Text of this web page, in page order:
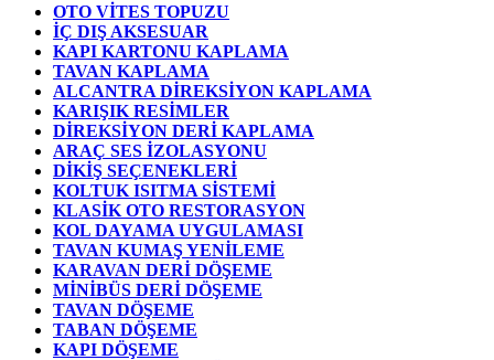
OTO VİTES TOPUZU
İÇ DIŞ AKSESUAR
KAPI KARTONU KAPLAMA
TAVAN KAPLAMA
ALCANTRA DİREKSİYON KAPLAMA
KARIŞIK RESİMLER
DİREKSİYON DERİ KAPLAMA
ARAÇ SES İZOLASYONU
DİKİŞ SEÇENEKLERİ
KOLTUK ISITMA SİSTEMİ
KLASİK OTO RESTORASYON
KOL DAYAMA UYGULAMASI
TAVAN KUMAŞ YENİLEME
KARAVAN DERİ DÖŞEME
MİNİBÜS DERİ DÖŞEME
TAVAN DÖŞEME
TABAN DÖŞEME
KAPI DÖŞEME